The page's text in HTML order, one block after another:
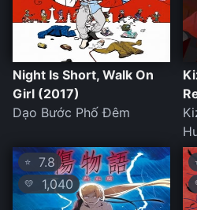
Night Is Short, Walk On
Girl (2017)
Dạo Bước Phố Đêm
⭐ 7.8
💛 1,040